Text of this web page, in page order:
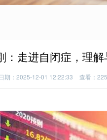
走进自闭症，理
日期：2025-12-01 12:22:33 查看：225